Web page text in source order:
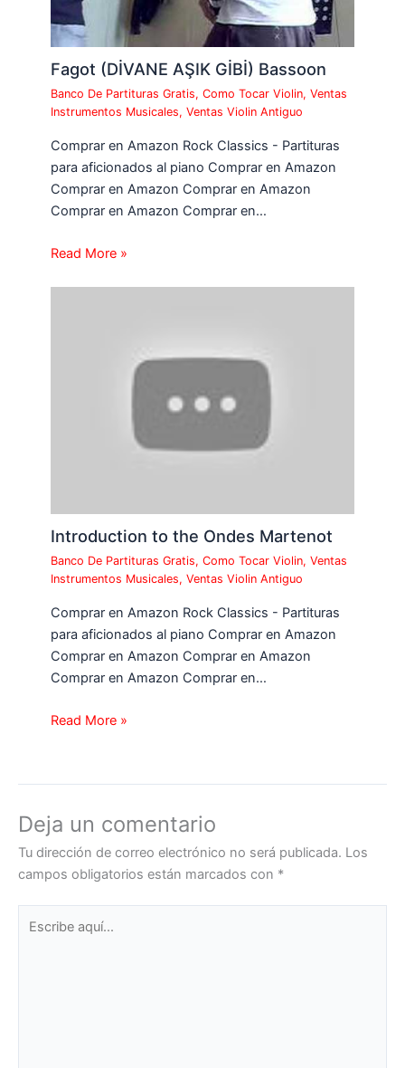
Fagot (DİVANE AŞIK GİBİ) Bassoon
Banco De Partituras Gratis,Como Tocar Violin,Ventas
Instrumentos Musicales,Ventas Violin Antiguo
Comprar en Amazon Rock Classics - Partituras
para aficionados al piano Comprar en Amazon
Comprar en Amazon Comprar en Amazon
Comprar en Amazon Comprar en…
Read More »
Introduction to the Ondes Martenot
Banco De Partituras Gratis,Como Tocar Violin,Ventas
Instrumentos Musicales,Ventas Violin Antiguo
Comprar en Amazon Rock Classics - Partituras
para aficionados al piano Comprar en Amazon
Comprar en Amazon Comprar en Amazon
Comprar en Amazon Comprar en…
Read More »
Deja un comentario
Tu dirección de correo electrónico no será publicada. Los
campos obligatorios están marcados con *
aquí...